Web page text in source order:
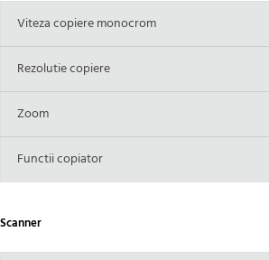
Viteza copiere monocrom
Rezolutie copiere
Zoom
Functii copiator
Scanner